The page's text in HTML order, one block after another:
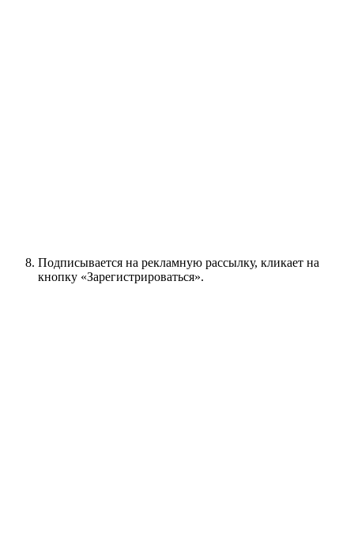
Подписывается на рекламную рассылку, кликает на
кнопку «Зарегистрироваться».